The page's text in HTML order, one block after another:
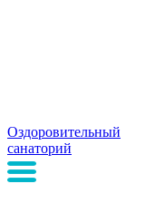
Оздоровительный
санаторий